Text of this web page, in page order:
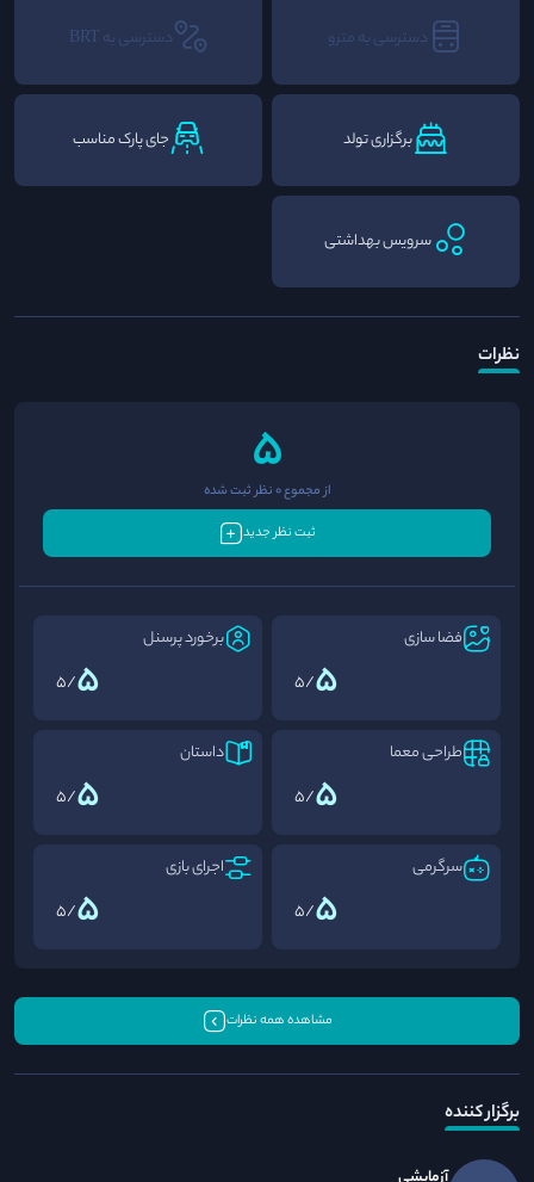
دسترسی به مترو دسترسی به BRT
برگزاری تولد جای پارک مناسب
سرویس بهداشتی
نظرات
5از مجموع 0 نظر ثبت شده
ثبت نظر جدید
فضا سازی
5
/5
برخورد پرسنل
5
/5
طراحی معما
5
/5
داستان
5
/5
سرگرمی
5
/5
اجرای بازی
5
/5
مشاهده همه نظرات
برگزار کننده